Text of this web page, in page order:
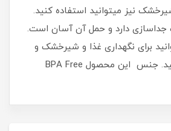
نیز میتوانید استفاده کنید.
جداسازی دارد و حمل آن آسان است.
برای نگهداری غذا و شیرخشک و
خشکبار استفاده کنید. جنس این محصول BPA Free